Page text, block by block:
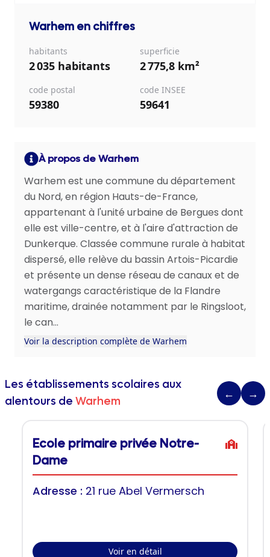
Warhem en chiffres
habitants
2 035 habitants
superficie
2 775,8 km²
code postal
59380
code INSEE
59641
À propos de Warhem
Warhem est une commune du département
du Nord, en région Hauts-de-France,
appartenant à l'unité urbaine de Bergues dont
elle est ville-centre, et à l'aire d'attraction de
Dunkerque. Classée commune rurale à habitat
dispersé, elle relève du bassin Artois-Picardie
et présente un dense réseau de canaux et de
watergangs caractéristique de la Flandre
maritime, drainée notamment par le Ringsloot,
le can...
Voir la description complète de Warhem
Les établissements scolaires aux
alentours de Warhem
← →
Ecole primaire privée Notre-
Dame
Adresse : 21 rue Abel Vermersch
Voir en détail